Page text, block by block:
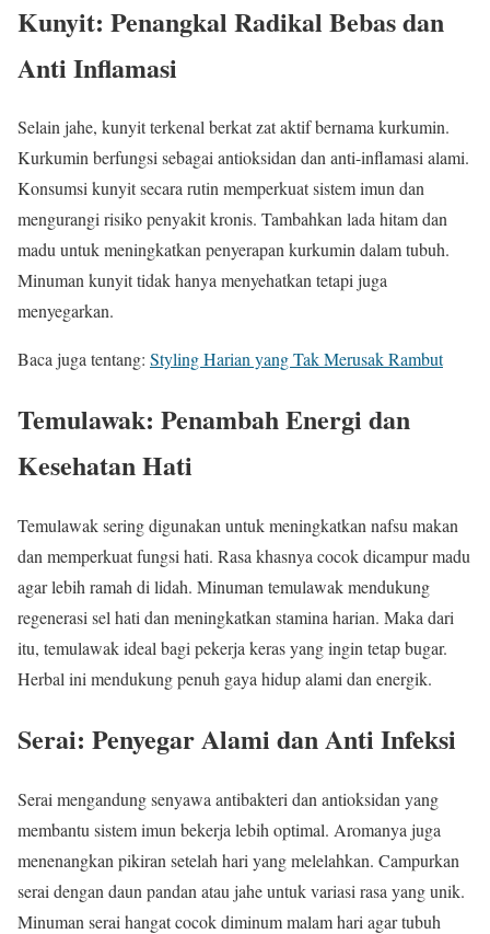
Kunyit: Penangkal Radikal Bebas dan
Anti Inflamasi
Selain jahe, kunyit terkenal berkat zat aktif bernama kurkumin.
Kurkumin berfungsi sebagai antioksidan dan anti-inflamasi alami.
Konsumsi kunyit secara rutin memperkuat sistem imun dan
mengurangi risiko penyakit kronis. Tambahkan lada hitam dan
madu untuk meningkatkan penyerapan kurkumin dalam tubuh.
Minuman kunyit tidak hanya menyehatkan tetapi juga
menyegarkan.
Baca juga tentang: Styling Harian yang Tak Merusak Rambut
Temulawak: Penambah Energi dan
Kesehatan Hati
Temulawak sering digunakan untuk meningkatkan nafsu makan
dan memperkuat fungsi hati. Rasa khasnya cocok dicampur madu
agar lebih ramah di lidah. Minuman temulawak mendukung
regenerasi sel hati dan meningkatkan stamina harian. Maka dari
itu, temulawak ideal bagi pekerja keras yang ingin tetap bugar.
Herbal ini mendukung penuh gaya hidup alami dan energik.
Serai: Penyegar Alami dan Anti Infeksi
Serai mengandung senyawa antibakteri dan antioksidan yang
membantu sistem imun bekerja lebih optimal. Aromanya juga
menenangkan pikiran setelah hari yang melelahkan. Campurkan
serai dengan daun pandan atau jahe untuk variasi rasa yang unik.
Minuman serai hangat cocok diminum malam hari agar tubuh